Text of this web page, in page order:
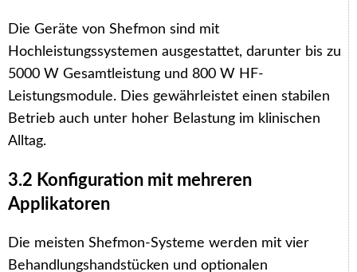
Die Geräte von Shefmon sind mit
Hochleistungssystemen ausgestattet, darunter bis zu
5000 W Gesamtleistung und 800 W HF-
Leistungsmodule. Dies gewährleistet einen stabilen
Betrieb auch unter hoher Belastung im klinischen
Alltag.
3.2 Konfiguration mit mehreren
Applikatoren
Die meisten Shefmon-Systeme werden mit vier
Behandlungshandstücken und optionalen